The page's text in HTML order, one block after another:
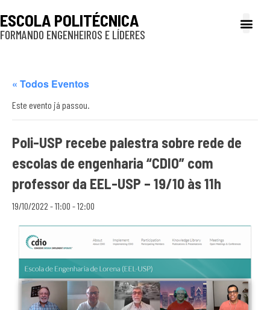
ESCOLA POLITÉCNICA
FORMANDO ENGENHEIROS E LÍDERES
« Todos Eventos
Este evento já passou.
Poli-USP recebe palestra sobre rede de
escolas de engenharia “CDIO” com
professor da EEL-USP – 19/10 às 11h
19/10/2022 - 11:00 -12:00